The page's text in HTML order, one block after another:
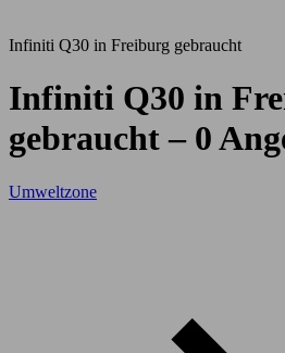
Infiniti Q30 in Freiburg gebraucht
Infiniti Q30 in
gebraucht – 0
Umweltzone